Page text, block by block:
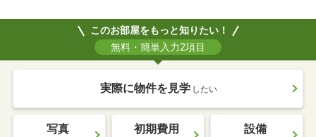
このお部屋をもっと知りたい！
無料・簡単入力2項目
実際に物件を見学 したい
写真 初期費用 設備